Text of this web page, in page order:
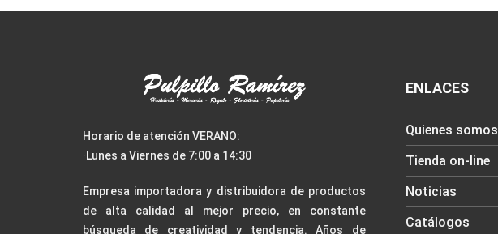
Horario de atención VERANO:
·Lunes a Viernes de 7:00 a 14:30
Empresa importadora y distribuidora de productos
de alta calidad al mejor precio, en constante
búsqueda de creatividad y tendencia. Años de
ENLACES
Quienes somos
Tienda on-line
Noticias
Catálogos